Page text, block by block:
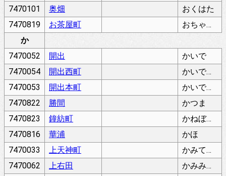
7470101
奥畑
おくはた
7470819
お茶屋町
おちゃやまち
か
7470052
開出
かいで
7470054
開出西町
かいでにしまち
7470053
開出本町
かいでほんまち
7470822
勝間
かつま
7470823
鐘紡町
かねぼうちょう
7470816
華浦
かほ
7470033
上天神町
かみてんじんまち
7470062
上右田
かみみぎた